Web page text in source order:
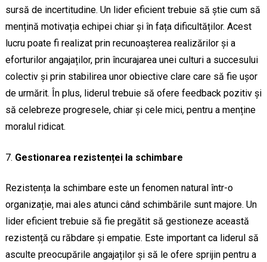
sursă de incertitudine. Un lider eficient trebuie să știe cum să
mențină motivația echipei chiar și în fața dificultăților. Acest
lucru poate fi realizat prin recunoașterea realizărilor și a
eforturilor angajaților, prin încurajarea unei culturi a succesului
colectiv și prin stabilirea unor obiective clare care să fie ușor
de urmărit. În plus, liderul trebuie să ofere feedback pozitiv și
să celebreze progresele, chiar și cele mici, pentru a menține
moralul ridicat.
Gestionarea rezistenței la schimbare
Rezistența la schimbare este un fenomen natural într-o
organizație, mai ales atunci când schimbările sunt majore. Un
lider eficient trebuie să fie pregătit să gestioneze această
rezistență cu răbdare și empatie. Este important ca liderul să
asculte preocupările angajaților și să le ofere sprijin pentru a